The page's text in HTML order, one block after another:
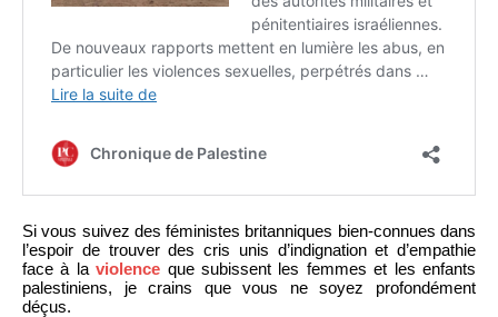
Si vous suivez des féministes britanniques bien-connues dans
l’espoir de trouver des cris unis d’indignation et d’empathie
face à laviolence que subissent les femmes et les enfants
palestiniens, je crains que vous ne soyez profondément
déçus.